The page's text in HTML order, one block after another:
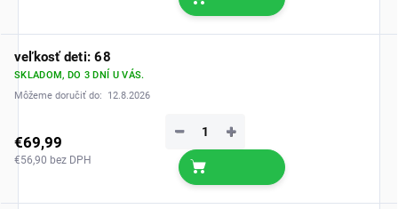
veľkosť deti: 68
SKLADOM, DO 3 DNÍ U VÁS.
Môžeme doručiť do:
12.8.2026
€69,99
€56,90 bez DPH
+
−